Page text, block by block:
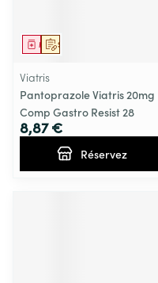
Sur prescription
Médicament
Viatris
Pantoprazole Viatris 20mg
Comp Gastro Resist 28
8,87 €
Réservez